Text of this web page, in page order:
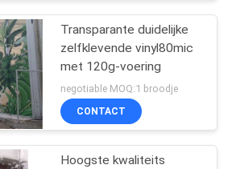
31
Transparante duidelijke
zelfklevende vinyl80mic
met 120g-voering
negotiable MOQ:1 broodje
CONTACT
Hoogste kwaliteits